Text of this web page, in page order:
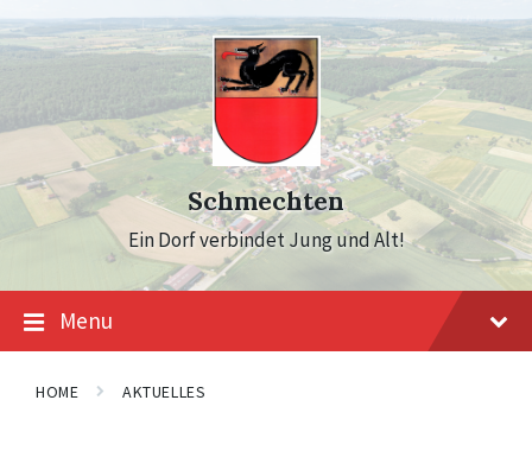
to
content
to
main
to
footer
Schmechten
Ein Dorf verbindet Jung und Alt!
Menu
HOME AKTUELLES